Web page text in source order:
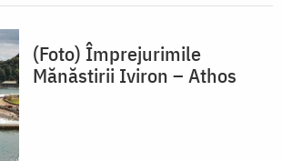
(Foto) Împrejurimile
Mănăstirii Iviron – Athos